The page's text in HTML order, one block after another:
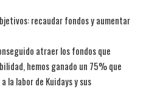
recaudar fondos y aumentar
atraer los fondos que
hemos ganado un 75% que
la labor de Kuidays y sus